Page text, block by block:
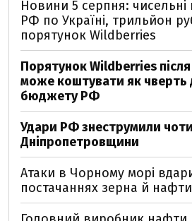
Новини 5 серпня: чисельні
РФ по Україні, трильйон
порятунок Wildberries
Порятунок Wildberries після
може коштувати як чверть
бюджету РФ
Удари РФ знеструмили
Дніпропетровщини
Атаки в Чорному морі
постачаннях зерна й нафти